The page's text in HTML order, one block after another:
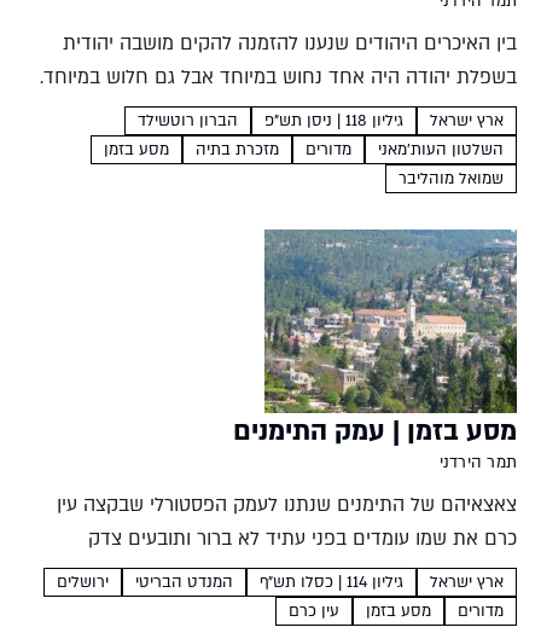
בין האיכרים היהודים שנענו להזמנה להקים מושבה יהודית
בשפלת יהודה היה אחד נחוש במיוחד אבל גם חלוש במיוחד.
בין הברון לעות'מאנים ובין שיבולי הקמה לשנת השמיטה,
הצליחה המושבה לשגשג עד עצם היום הזה. מסיפורי אנו...
ארץ ישראל גיליון 118 | ניסן תש״פ
הברון רוטשילד
השלטון העות'מאני
מדורים מזכרת בתיה
מסע בזמן
שמואל מוהליבר
מסע בזמן | עמק התימנים
תמר הירדני
צאצאיהם של התימנים שנתנו לעמק הפסטורלי שבקצה עין
כרם את שמו עומדים בפני עתיד לא ברור ותובעים צדק
היסטורי תמר הירדני לאן נוסעים? עמק התימניםעמק עם סיפור
ייחודי בשכונת עין כרם שבמערב ירושלים עין...
ארץ ישראל גיליון 114 | כסלו תש״ף המנדט הבריטי
ירושלים
מדורים
מסע בזמן עין כרם